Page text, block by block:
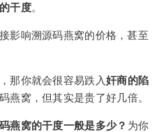
干度。
影响溯源码燕窝的价格，甚至
那你就会很容易跌入奸商的陷
燕窝，但其实是贵了好几倍。
燕窝的干度一般是多少？ 为你